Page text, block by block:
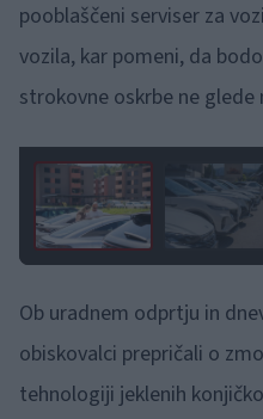
pooblaščeni serviser za
vozila, kar pomeni, da
strokovne oskrbe ne glede
Ob uradnem odprtju in
obiskovalci prepričali o
tehnologiji jeklenih